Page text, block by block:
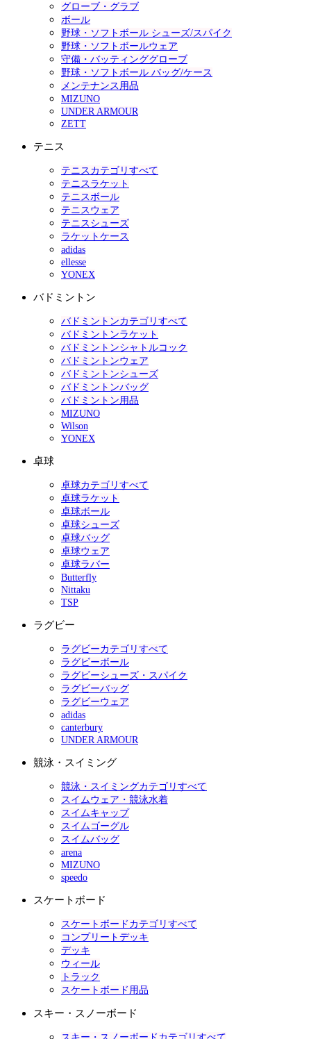
グローブ・グラブ
ボール
野球・ソフトボール シューズ/スパイク
野球・ソフトボールウェア
守備・バッティンググローブ
野球・ソフトボール バッグ/ケース
メンテナンス用品
MIZUNO
UNDER ARMOUR
ZETT
テニス
テニスカテゴリすべて
テニスラケット
テニスボール
テニスウェア
テニスシューズ
ラケットケース
adidas
ellesse
YONEX
バドミントン
バドミントンカテゴリすべて
バドミントンラケット
バドミントンシャトルコック
バドミントンウェア
バドミントンシューズ
バドミントンバッグ
バドミントン用品
MIZUNO
Wilson
YONEX
卓球
卓球カテゴリすべて
卓球ラケット
卓球ボール
卓球シューズ
卓球バッグ
卓球ウェア
卓球ラバー
Butterfly
Nittaku
TSP
ラグビー
ラグビーカテゴリすべて
ラグビーボール
ラグビーシューズ・スパイク
ラグビーバッグ
ラグビーウェア
adidas
canterbury
UNDER ARMOUR
競泳・スイミング
競泳・スイミングカテゴリすべて
スイムウェア・競泳水着
スイムキャップ
スイムゴーグル
スイムバッグ
arena
MIZUNO
speedo
スケートボード
スケートボードカテゴリすべて
コンプリートデッキ
デッキ
ウィール
トラック
スケートボード用品
スキー・スノーボード